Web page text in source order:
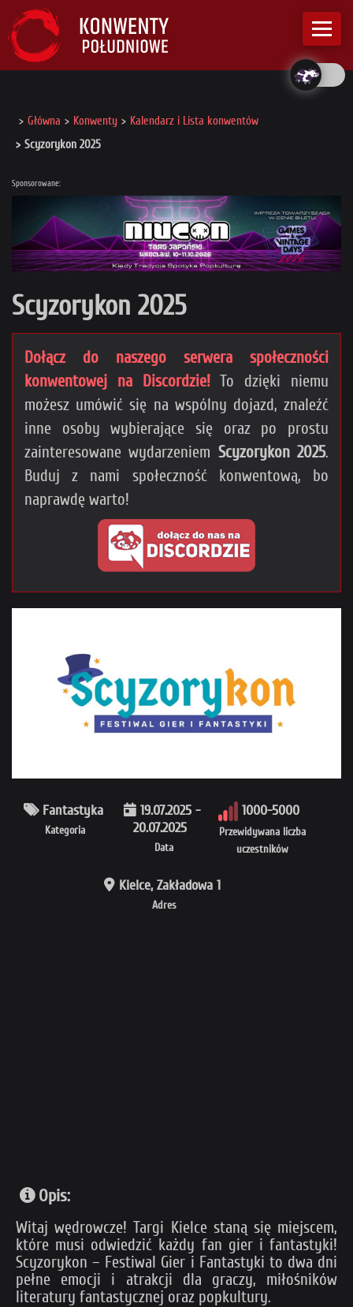
Główna Konwenty
Kalendarz i Lista konwentów
Scyzorykon 2025
Sponsorowane:
Scyzorykon 2025
Dołącz do naszego serwera społeczności
konwentowej na Discordzie!To dzięki niemu
możesz umówić się na wspólny dojazd, znaleźć
inne osoby wybierające się oraz po prostu
zainteresowane wydarzeniem Scyzorykon 2025.
Buduj z nami społeczność konwentową, bo
naprawdę warto!
Kategoria
Fantastyka
Data
19.07.2025 -
20.07.2025
Przewidywana liczba
uczestników
1000-5000
Adres
Kielce, Zakładowa 1
Opis:
Witaj wędrowcze! Targi Kielce staną się miejscem,
które musi odwiedzić każdy fan gier i fantastyki!
Scyzorykon – Festiwal Gier i Fantastyki to dwa dni
pełne emocji i atrakcji dla graczy, miłośników
literatury fantastycznej oraz popkultury.